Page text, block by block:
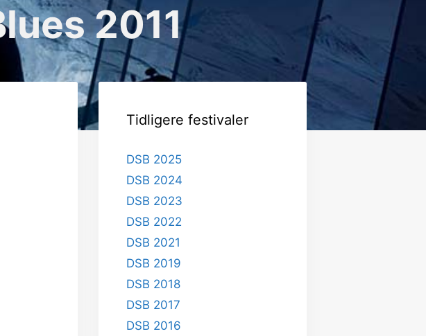
2011
Tidligere festivaler
DSB 2025
DSB 2024
DSB 2023
DSB 2022
DSB 2021
DSB 2019
DSB 2018
DSB 2017
DSB 2016